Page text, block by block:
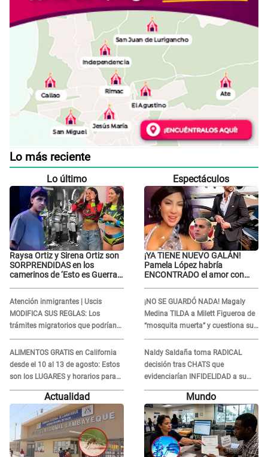
Lo más reciente
Lo último
Raysa Ortiz y Sirena Ortiz son
SORPRENDIDAS en los
camerinos de ‘Esto es Guerra’
Gabriel Moisés: “Gracias”
Atención inmigrantes | Uscis
MODIFICA SUS REGLAS: Los
trámites migratorios que podrían
necesitar tu prueba de ADN
ALIMENTOS GRATIS en California
desde el 10 al 13 de agosto: Estos
son los LUGARES y horarios para
recibir la ayuda
Espectáculos
¡YA TIENE NUEVO GALÁN!
Pamela López habría
ENCONTRADO el amor con
¡NO SE GUARDÓ NADA! Magaly
Medina TILDA a Milett Figueroa de
“mosquita muerta” y cuestiona su
RECONCILIACIÓN con Marcelo
Tinelli en TV argentina
Naldy Saldaña toma RADICAL
decisión tras CHATS que
evidenciarían INFIDELIDAD a su
novio con animador de 'La Bella
Luz': "Un día..."
Actualidad Mundo